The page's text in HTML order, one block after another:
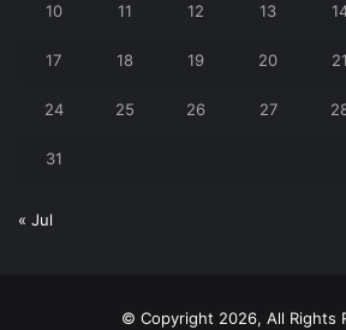
10 11 12 13
17 18 19 20 21
24 25 26 27
31
« Jul
© Copyright 2026, All Rights